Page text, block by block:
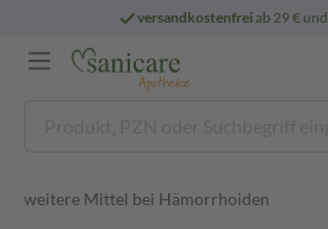
versandkostenfreiab 29 €
weitere Mittel bei Hämorrhoiden